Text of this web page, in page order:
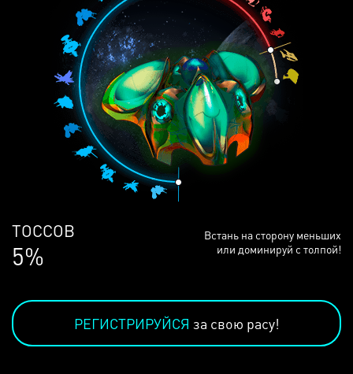
ЛЮДЕЙ
68%
Встань на сторону меньших
или доминируй с толпой!
РЕГИСТРИРУЙСЯ за свою расу!